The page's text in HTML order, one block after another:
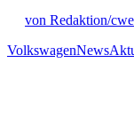
von Redaktion/cwe
VolkswagenNews